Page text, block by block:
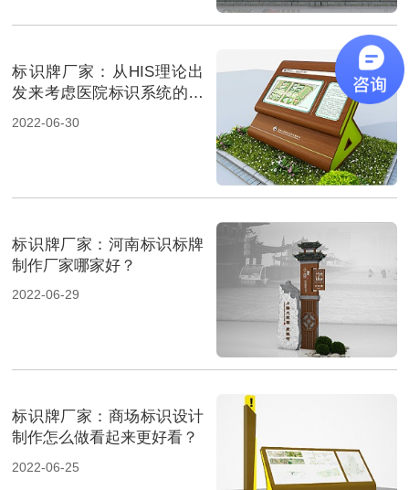
标识牌厂家：从HIS理论出
发来考虑医院标识系统的设
计
2022-06-30
标识牌厂家：河南标识标牌
制作厂家哪家好？
2022-06-29
标识牌厂家：商场标识设计
制作怎么做看起来更好看？
2022-06-25